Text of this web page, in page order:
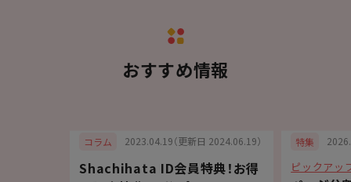
おすすめ情報
コラム 2023.04.19（更新日 2024.06.19）
Shachihata ID会員特典！お得
特集
ピックアッ